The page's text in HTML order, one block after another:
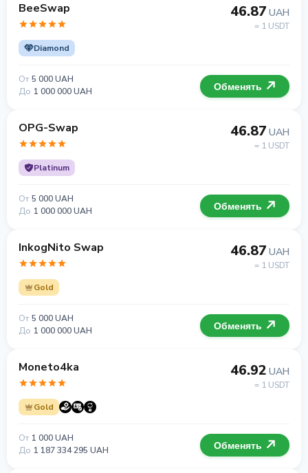
BeeSwap
Diamond
46.87 UAH
= 1 USDT
От 5 000 UAH
До 1 000 000 UAH Обменять
OPG-Swap
Platinum
46.87 UAH
= 1 USDT
От 5 000 UAH
До 1 000 000 UAH Обменять
InkogNito Swap
Gold
46.87 UAH
= 1 USDT
От 5 000 UAH
До 1 000 000 UAH Обменять
Moneto4ka
Gold
46.92 UAH
= 1 USDT
От 1 000 UAH
До 1 187 334 295 UAH Обменять